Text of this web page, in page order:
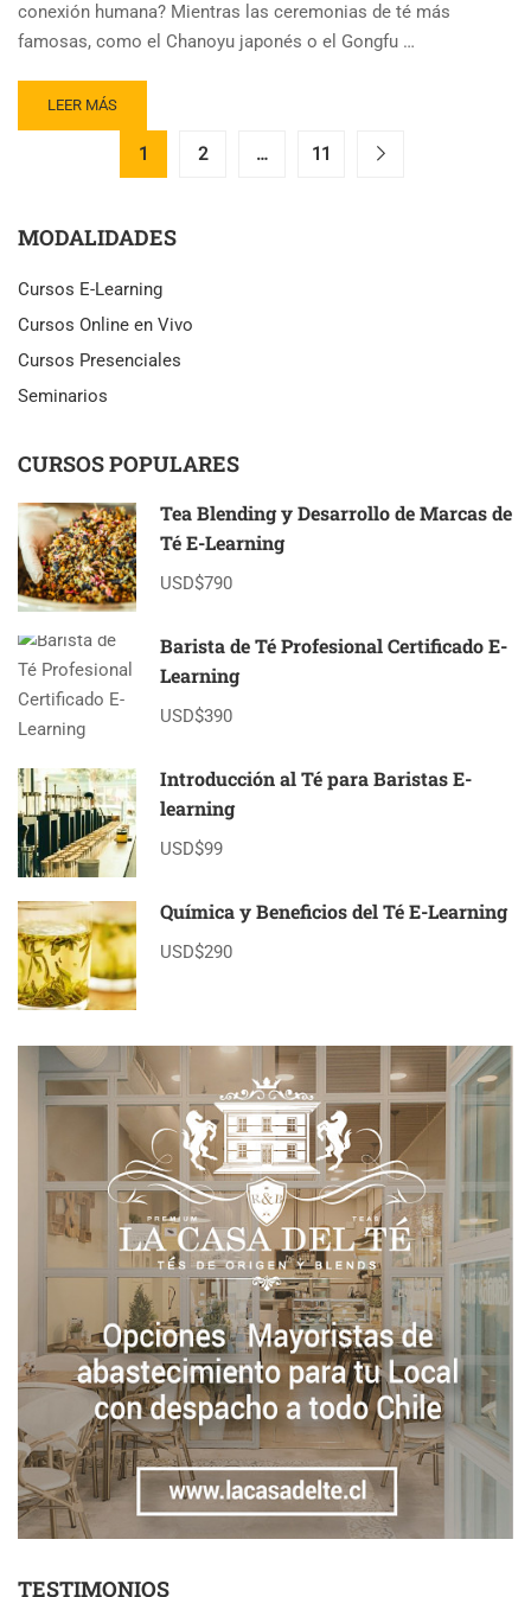
conexión humana? Mientras las ceremonias de té más
famosas, como el Chanoyu japonés o el Gongfu …
READ
MORE
CEREMONIAS
EN
EL
LEGADO
DEL
TÉ
LEER MÁS
1 2 … 11
MODALIDADES
Cursos E-Learning
Cursos Online en Vivo
Cursos Presenciales
Seminarios
CURSOS POPULARES
Tea Blending y Desarrollo de Marcas de
Té E-Learning
USD$790
Barista de Té Profesional Certificado E-
Learning
USD$390
Introducción al Té para Baristas E-
learning
USD$99
Química y Beneficios del Té E-Learning
USD$290
TESTIMONIOS